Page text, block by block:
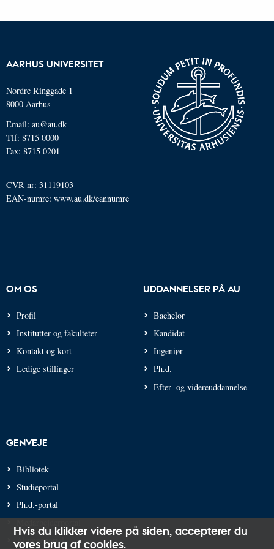
AARHUS UNIVERSITET
Nordre Ringgade 1
8000 Aarhus
Email: au@au.dk
Tlf: 8715 0000
Fax: 8715 0201
CVR-nr: 31119103
EAN-numre: www.au.dk/eannumre
OM OS
Profil
Institutter og fakulteter
Kontakt og kort
Ledige stillinger
UDDANNELSER PÅ AU
Bachelor
Kandidat
Ingeniør
Ph.d.
Efter- og videreuddannelse
GENVEJE
Bibliotek
Studieportal
Ph.d.-portal
Alumneportal
Hvis du klikker videre på siden, accepterer du
vores brug af cookies.